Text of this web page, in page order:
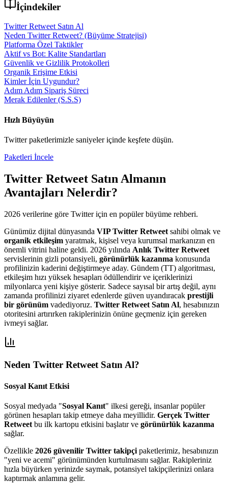
İçindekiler
Twitter Retweet Satın Al
Neden Twitter Retweet? (Büyüme Stratejisi)
Platforma Özel Taktikler
Aktif vs Bot: Kalite Standartları
Güvenlik ve Gizlilik Protokolleri
Organik Erişime Etkisi
Kimler İçin Uygundur?
Adım Adım Sipariş Süreci
Merak Edilenler (S.S.S)
Hızlı Büyüyün
Twitterpaketlerimizle saniyeler içinde keşfete düşün.
Paketleri İncele
Twitter Retweet Satın Almanın
Avantajları Nelerdir?
2026 verilerine göre Twitteriçin en popüler büyüme rehberi.
Günümüz dijital dünyasında VIP Twitter Retweet sahibi olmak ve
organik etkileşim yaratmak, kişisel veya kurumsal markanızın en
önemli vitrini haline geldi. 2026 yılında Anlık Twitter Retweet
servislerinin gizli potansiyeli, görünürlük kazanma konusunda
profilinizin kaderini değiştirmeye aday. Gündem (TT) algoritması,
etkileşim hızı yüksek hesapları ödüllendirir ve içeriklerinizi
milyonlarca yeni kişiye gösterir. Sadece sayısal bir artış değil, aynı
zamanda profilinizi ziyaret edenlerde güven uyandıracak prestijli
bir görünüm vadediyoruz. Twitter Retweet Satın Al, hesabınızın
otoritesini artırırken rakiplerinizin önüne geçmeniz için gereken
ivmeyi sağlar.
Neden Twitter Retweet Satın Al?
Sosyal Kanıt Etkisi
Sosyal medyada "Sosyal Kanıt" ilkesi gereği, insanlar popüler
görünen hesapları takip etmeye daha meyillidir. Gerçek Twitter
Retweet bu ilk kartopu etkisini başlatır ve görünürlük kazanma
sağlar.
Özellikle 2026 güvenilir Twitter takipçi paketlerimiz, hesabınızın
"yeni ve acemi" görünümünden kurtulmasını sağlar. Rakipleriniz
hızla büyürken yerinizde saymak, potansiyel takipçilerinizi onlara
kaptırmak anlamına gelir.